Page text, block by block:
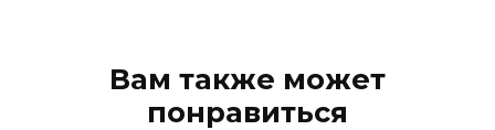
Вам также может
понравиться